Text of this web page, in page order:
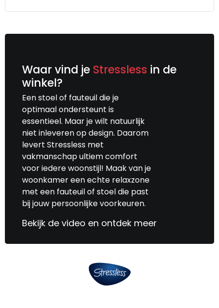
Waar vind je Stressless in de
winkel?
Een stoel of fauteuil die je
optimaal ondersteunt is
essentieel. Maar je wilt natuurlijk
niet inleveren op design. Daarom
levert Stressless met
vakmanschap ultiem comfort
voor iedere woonstijl! Maak van je
woonkamer een echte relaxzone
met een fauteuil of stoel die past
bij jouw persoonlijke voorkeuren.
Bekijk de video en ontdek meer